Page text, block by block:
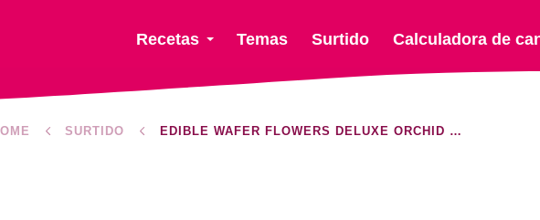
Recetas Temas Surtido Calculadora de
SURTIDO EDIBLE WAFER FLOWERS DELUXE ORCHID BLUE MEDIUM